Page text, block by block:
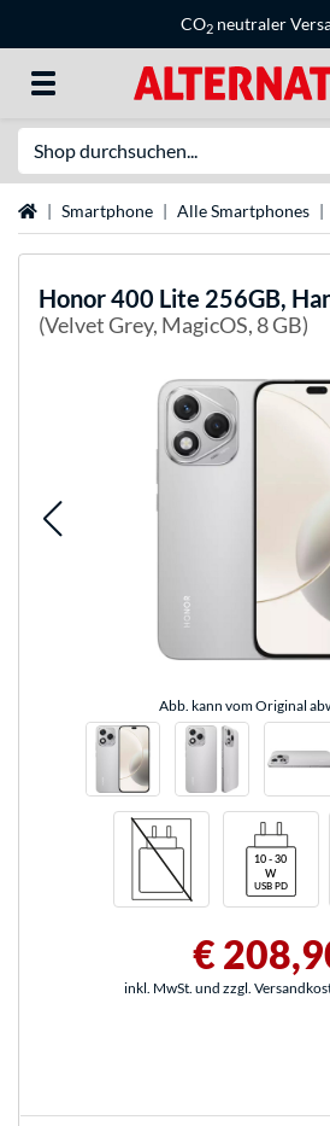
CO2 neutraler
StartseiteSmartphone Alle Smartphones
Honor400 Lite 256GB,
(Velvet Grey, MagicOS, 8 GB)
Abb. kann vom Original
€
inkl. MwSt. und zzgl.